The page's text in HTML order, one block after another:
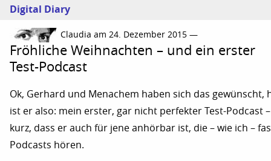
Digital Diary
Claudia am 24. Dezember 2015 —
Fröhliche Weihnachten – und ein erster
Test-Podcast
Ok, Gerhard und Menachem haben sich das gewünscht,
ist er also: mein erster, gar nicht perfekter Test-Podcast
kurz, dass er auch für jene anhörbar ist, die – wie ich –
Podcasts hören.